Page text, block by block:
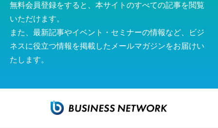
無料会員登録をすると、本サイトのすべての記事を閲覧
いただけます。
また、最新記事やイベント・セミナーの情報など、ビジ
ネスに役立つ情報を掲載したメールマガジンをお届けい
たします。